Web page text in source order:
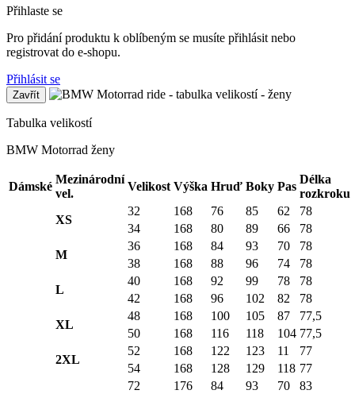
Přihlaste se
Pro přidání produktu k oblíbeným se musíte přihlásit nebo
registrovat do e-shopu.
Přihlásit se
Zavřít
Tabulka velikostí
BMW Motorrad ženy
Dámské
Mezinárodní
vel.
Velikost Výška Hruď Boky Pas
Délka
rozkroku
XS
32 168 76 85 62
78
34
168 80 89 66
78
M
36 168 84 93 70
78
38
168 88 96 74
78
L
40 168 92 99 78
78
42
168 96 102 82
78
XL
48 168 100 105 87
77,5
50
168 116 118 104 77,5
2XL
52 168 122 123 11
77
54
168 128 129 118 77
72 176 84 93 70
83